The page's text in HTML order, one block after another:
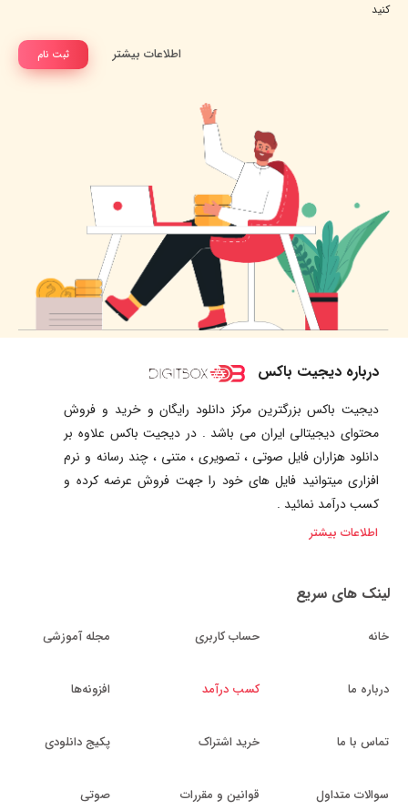
کنید
ثبت نام اطلاعات بیشتر
درباره دیجیت باکس
دیجیت باکس بزرگترین مرکز دانلود رایگان و خرید و فروش
محتوای دیجیتالی ایران می باشد . در دیجیت باکس علاوه بر
دانلود هزاران فایل صوتی ، تصویری ، متنی ، چند رسانه و نرم
افزاری میتوانید فایل های خود را جهت فروش عرضه کرده و
کسب درآمد نمائید .
اطلاعات بیشتر
لینک های سریع
خانه
درباره ما
تماس با ما
سوالات متداول
حساب کاربری
کسب درآمد
خرید اشتراک
قوانین و مقررات
مجله آموزشی
افزونه‌ها
پکیج دانلودی
صوتی